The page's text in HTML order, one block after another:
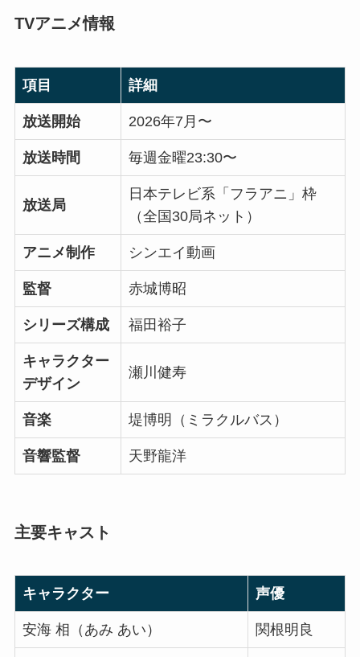
TVアニメ情報
項目 詳細
放送開始 2026年7月〜
放送時間 毎週金曜23:30〜
放送局
日本テレビ系「フラアニ」枠
（全国30局ネット）
アニメ制作 シンエイ動画
監督 赤城博昭
シリーズ構成 福田裕子
キャラクター
デザイン
瀬川健寿
音楽 堤博明（ミラクルバス）
音響監督 天野龍洋
主要キャスト
キャラクター 声優
安海 相（あみ あい） 関根明良